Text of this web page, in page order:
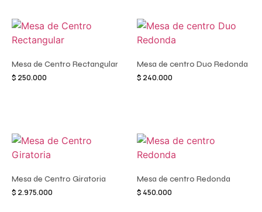
Mesa de Centro Rectangular
$ 250.000
Mesa de centro Duo Redonda
$ 240.000
Mesa de Centro Giratoria
$ 2.975.000
Mesa de centro Redonda
$ 450.000